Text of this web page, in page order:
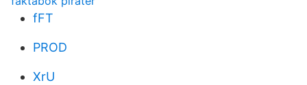
fFT
PROD
XrU